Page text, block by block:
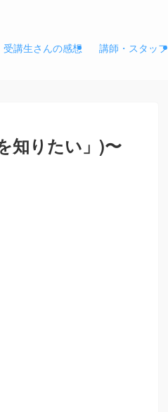
受講生さんの感想 講師・スタッフ
知りたい」)〜